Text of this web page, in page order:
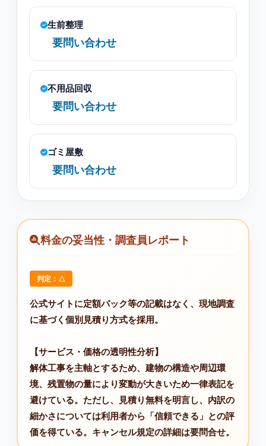
生前整理
要問い合わせ
不用品回収
要問い合わせ
ゴミ屋敷
要問い合わせ
料金の妥当性・調査員レポート
判定：△
公式サイトに定額パック等の記載はなく、現地調査
に基づく個別見積り方式を採用。
【サービス・価格の透明性分析】
解体工事を主軸とするため、建物の構造や周辺環
境、残置物の量により変動が大きいため一律表記を
避けている。ただし、見積り無料を明言し、内訳の
細かさについては利用者から「信頼できる」との評
価を得ている。キャンセル規定の詳細は要問合せ。